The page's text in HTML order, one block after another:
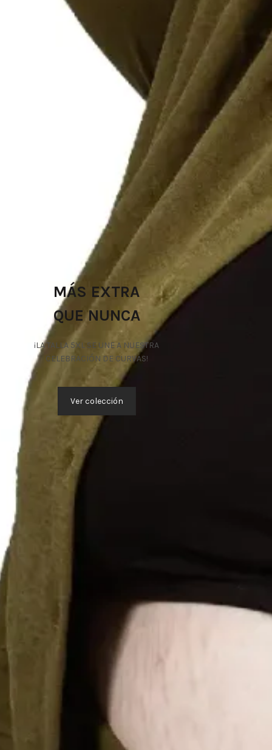
MÁS EXTRA
QUE NUNCA
¡LA TALLA 5XL SE UNE A NUESTRA
CELEBRACIÓN DE CURVAS!
Ver colección